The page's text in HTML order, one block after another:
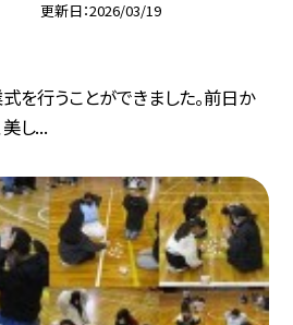
更新日 2026/03/19
を行うことができました。前日か
し...